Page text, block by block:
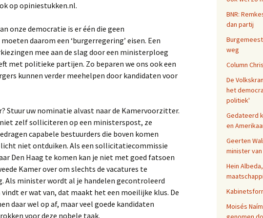
op opiniestukken.nl.
onze democratie is er één die geen
daarom een ‘burgerregering’ eisen. Een
mee aan de slag door een ministerploeg
met politieke partijen. Zo beparen we ons ook een
kunnen verder meehelpen door kandidaten voor
Stuur uw nominatie alvast naar de Kamervoorzitter.
zelf solliciteren op een ministerspost, ze
capabele bestuurders die boven komen
niet ontduiken. Als een sollicitatiecommissie
Den Haag te komen kan je niet met goed fatsoen
Kamer over om slechts de vacatures te
Als minister wordt al je handelen gecontroleerd
vindt er wat van, dat maakt het een moeilijke klus. De
daar wel op af, maar veel goede kandidaten
voor deze nobele taak.
BNR:
dan partij
weg
Column
De
het
politiek'
Gedateerd
en
Geerten
minister
Hein
Moisés